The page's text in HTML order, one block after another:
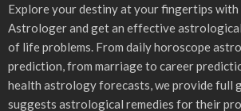
Explore your destiny at your fingertips
Astrologer and get an effective
of life problems. From daily horoscope
prediction, from marriage to career
health astrology forecasts, we provide full
suggests astrological remedies for their